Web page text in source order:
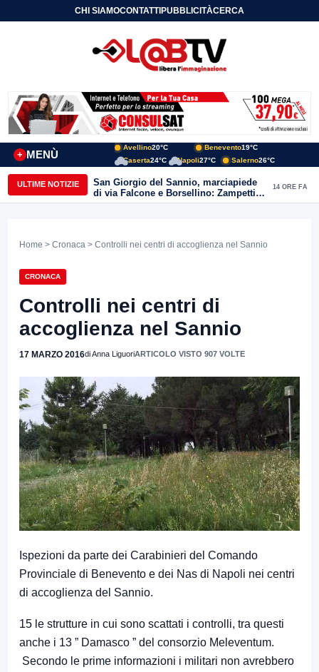
CHI SIAMOCONTATTIPUBBLICITÀCERCA
MENÙ
+
Avellino20°C Benevento19°C
Caserta24°C Napoli27°C Salerno26°C
ULTIME NOTIZIE
San Giorgio del Sannio, marciapiede
di via Falcone e Borsellino: Zampetti e
Lombardi replicano alle polemiche
14 ORE FA
Home > Cronaca > Controlli nei centri di accoglienza nel Sannio
CRONACA
Controlli nei centri di
accoglienza nel Sannio
17 MARZO 2016di Anna LiguoriARTICOLO VISTO 907 VOLTE
Ispezioni da parte dei Carabinieri del Comando
Provinciale di Benevento e dei Nas di Napoli nei centri
di accoglienza del Sannio.
15 le strutture in cui sono scattati i controlli, tra questi
anche i 13 ” Damasco ” del consorzio Meleventum.
Secondo le prime informazioni i militari non avrebbero